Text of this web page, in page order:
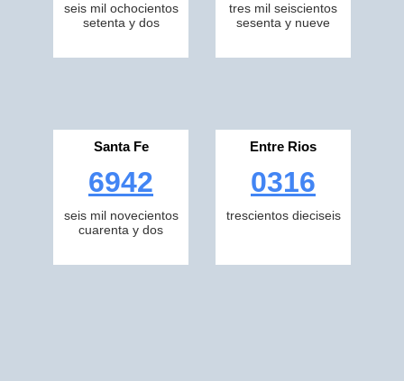
seis mil ochocientos
setenta y dos
tres mil seiscientos
sesenta y nueve
Santa Fe
6942
seis mil novecientos
cuarenta y dos
Entre Rios
0316
trescientos dieciseis